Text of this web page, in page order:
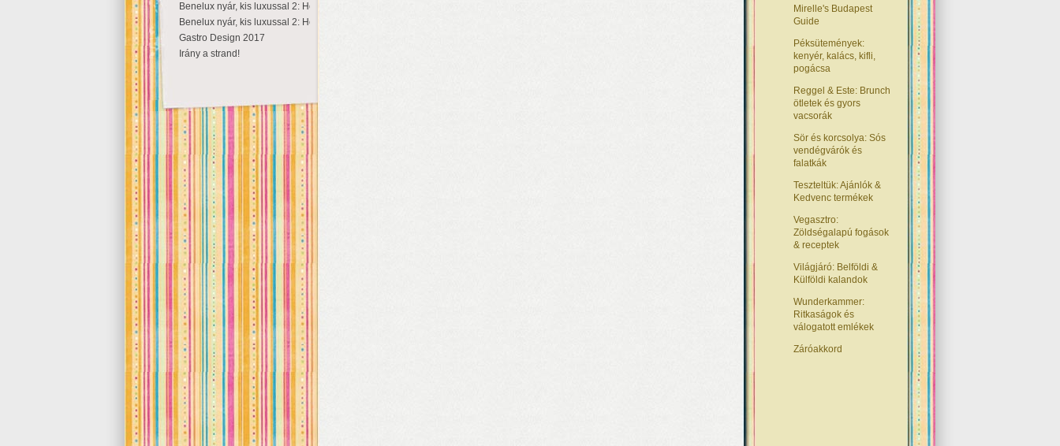
Benelux nyár, kis luxussal 2: Hollandia
Benelux nyár, kis luxussal 2: Hollandia
Gastro Design 2017
Irány a strand!
Mirelle's Budapest
Guide
Péksütemények:
kenyér, kalács, kifli,
pogácsa
Reggel & Este: Brunch
ötletek és gyors
vacsorák
Sör és korcsolya: Sós
vendégvárók és
falatkák
Teszteltük: Ajánlók &
Kedvenc termékek
Vegasztro:
Zöldségalapú fogások
& receptek
Világjáró: Belföldi &
Külföldi kalandok
Wunderkammer:
Ritkaságok és
válogatott emlékek
Záróakkord